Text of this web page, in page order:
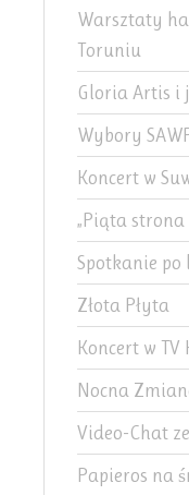
Warsztaty
Toruniu
Gloria Artis i
Wybory
Koncert w
„Piąta strona
Spotkanie po
Złota Płyta
Koncert w
Nocna
Video-Chat
Papieros na